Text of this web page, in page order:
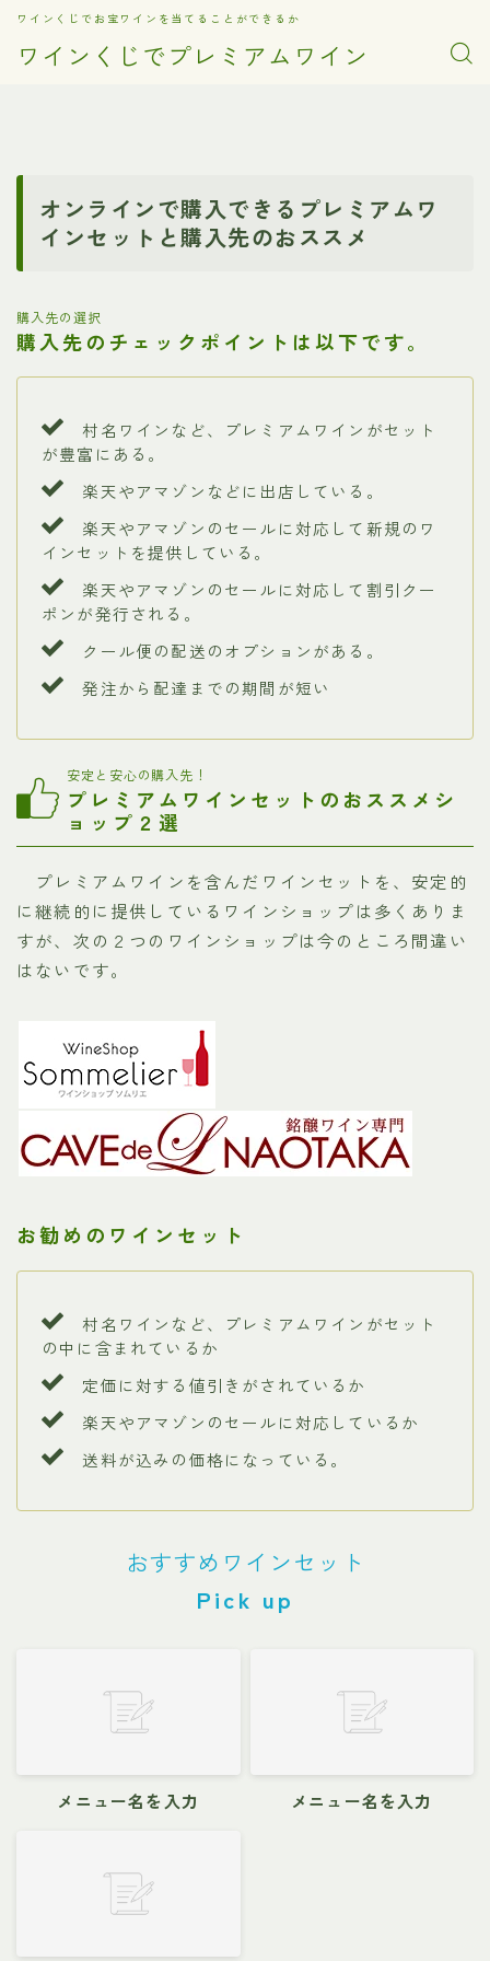
ワインくじでプレミアムワイン
ワインくじでお宝ワインを当てることができるか
オンラインで購入できるプレミアムワ
インセットと購入先のおススメ
購入先の選択
購入先のチェックポイントは以下です。
村名ワインなど、プレミアムワインがセット
が豊富にある。
楽天やアマゾンなどに出店している。
楽天やアマゾンのセールに対応して新規のワ
インセットを提供している。
楽天やアマゾンのセールに対応して割引クー
ポンが発行される。
クール便の配送のオプションがある。
発注から配達までの期間が短い
安定と安心の購入先！
プレミアムワインセットのおススメシ
ョップ２選
プレミアムワインを含んだワインセットを、安定的
に継続的に提供しているワインショップは多くありま
すが、次の２つのワインショップは今のところ間違い
はないです。
お勧めのワインセット
村名ワインなど、プレミアムワインがセット
の中に含まれているか
定価に対する値引きがされているか
楽天やアマゾンのセールに対応しているか
送料が込みの価格になっている。
おすすめワインセット
Pick up
メニュー名を入力 メニュー名を入力